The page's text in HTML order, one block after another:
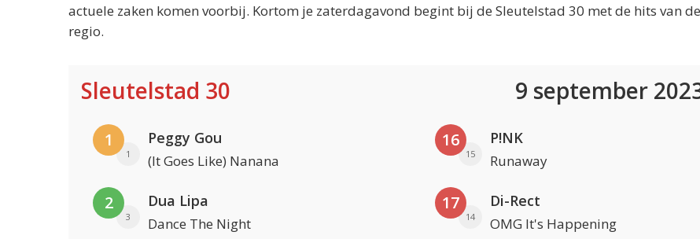
actuele zaken komen voorbij. Kortom je zaterdagavond begint bij de Sleutelstad 30 met de hits van
regio.
Sleutelstad 30 9 september
1
1
Peggy Gou
(It Goes Like) Nanana
2
3
Dua Lipa
Dance The Night
16
15
P!NK
Runaway
17
14
Di-Rect
OMG It's Happening